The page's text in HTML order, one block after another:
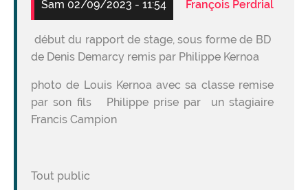
Sam 02/09/2023 - 11:54 François Perdrial
début du rapport de stage, sous forme de BD
de Denis Demarcy remis par Philippe Kernoa
photo de Louis Kernoa avec sa classe remise
par son fils Philippe prise par un stagiaire
Francis Campion
Tout public